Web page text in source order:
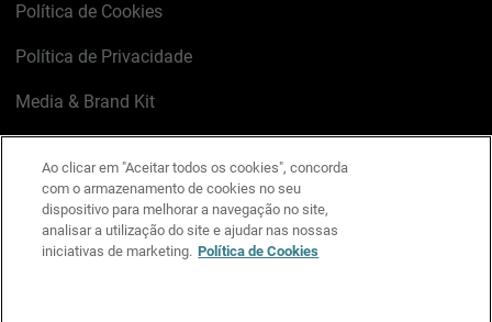
Política de Cookies
Política de Privacidade
Media & Brand Kit
LinkedIn
X FacebookInstagram
YouTube
Ao clicar em "Aceitar todos os cookies", concorda
com o armazenamento de cookies no seu
dispositivo para melhorar a navegação no site,
analisar a utilização do site e ajudar nas nossas
iniciativas de marketing. Política de Cookies